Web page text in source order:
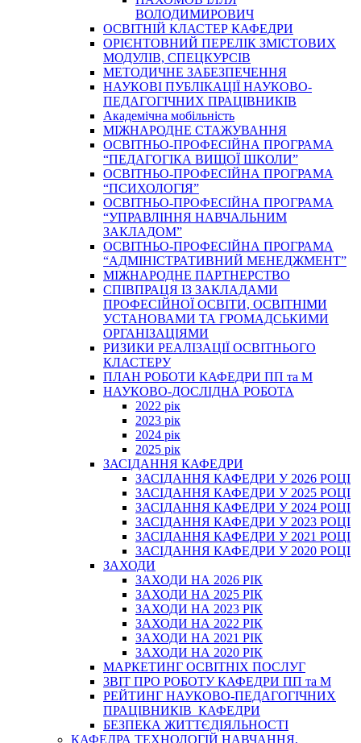
ВОЛОДИМИРОВИЧ
ОСВІТНІЙ КЛАСТЕР КАФЕДРИ
ОРІЄНТОВНИЙ ПЕРЕЛІК ЗМІСТОВИХ
МОДУЛІВ, СПЕЦКУРСІВ
МЕТОДИЧНЕ ЗАБЕЗПЕЧЕННЯ
НАУКОВІ ПУБЛІКАЦІЇ НАУКОВО-
ПЕДАГОГІЧНИХ ПРАЦІВНИКІВ
Академічна мобільність
МІЖНАРОДНЕ СТАЖУВАННЯ
ОСВІТНЬО-ПРОФЕСІЙНА ПРОГРАМА
“ПЕДАГОГІКА ВИЩОЇ ШКОЛИ”
ОСВІТНЬО-ПРОФЕСІЙНА ПРОГРАМА
“ПСИХОЛОГІЯ”
ОСВІТНЬО-ПРОФЕСІЙНА ПРОГРАМА
“УПРАВЛІННЯ НАВЧАЛЬНИМ
ЗАКЛАДОМ”
ОСВІТНЬО-ПРОФЕСІЙНА ПРОГРАМА
“АДМІНІСТРАТИВНИЙ МЕНЕДЖМЕНТ”
МІЖНАРОДНЕ ПАРТНЕРСТВО
СПІВПРАЦЯ ІЗ ЗАКЛАДАМИ
ПРОФЕСІЙНОЇ ОСВІТИ, ОСВІТНІМИ
УСТАНОВАМИ ТА ГРОМАДСЬКИМИ
ОРГАНІЗАЦІЯМИ
РИЗИКИ РЕАЛІЗАЦІЇ ОСВІТНЬОГО
КЛАСТЕРУ
ПЛАН РОБОТИ КАФЕДРИ ПП та М
НАУКОВО-ДОСЛІДНА РОБОТА
2022 рік
2023 рік
2024 рік
2025 рік
ЗАСІДАННЯ КАФЕДРИ
ЗАСІДАННЯ КАФЕДРИ У 2026 РОЦІ
ЗАСІДАННЯ КАФЕДРИ У 2025 РОЦІ
ЗАСІДАННЯ КАФЕДРИ У 2024 РОЦІ
ЗАСІДАННЯ КАФЕДРИ У 2023 РОЦІ
ЗАСІДАННЯ КАФЕДРИ У 2021 РОЦІ
ЗАСІДАННЯ КАФЕДРИ У 2020 РОЦІ
ЗАХОДИ
ЗАХОДИ НА 2026 РІК
ЗАХОДИ НА 2025 РІК
ЗАХОДИ НА 2023 РІК
ЗАХОДИ НА 2022 РІК
ЗАХОДИ НА 2021 РІК
ЗАХОДИ НА 2020 РІК
МАРКЕТИНГ ОСВІТНІХ ПОСЛУГ
3BIT ПРО РОБОТУ КАФЕДРИ ПП та М
РЕЙТИНГ НАУКОВО-ПЕДАГОГІЧНИХ
ПРАЦІВНИКІВ КАФЕДРИ
БЕЗПЕКА ЖИТТЄДІЯЛЬНОСТІ
КАФЕДРА ТЕХНОЛОГІЙ НАВЧАННЯ,